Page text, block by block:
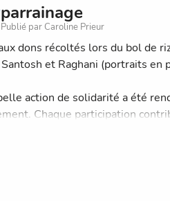
parrainage
Publié par Caroline Prieur
dons récoltés lors du bol de
et Raghani (portraits en
action de solidarité a été
Chaque participation
et à de meilleures conditions
très heureux de pouvoir
la rentrée prochaine, nous